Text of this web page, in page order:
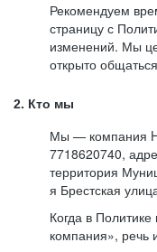
Рекомендуем
страницу с
изменений. Мы
открыто
2. Кто мы
Мы — компания
7718620740,
территория
я Брестская
Когда в
компания», речь